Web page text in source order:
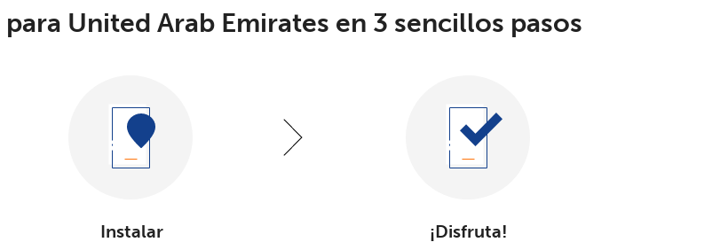
United Arab Emirates en 3 sencillos pasos
Instalar ¡Disfruta!